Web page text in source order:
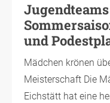
und
Mädchen krönen
Meisterschaft Die
Eichstätt hat eine